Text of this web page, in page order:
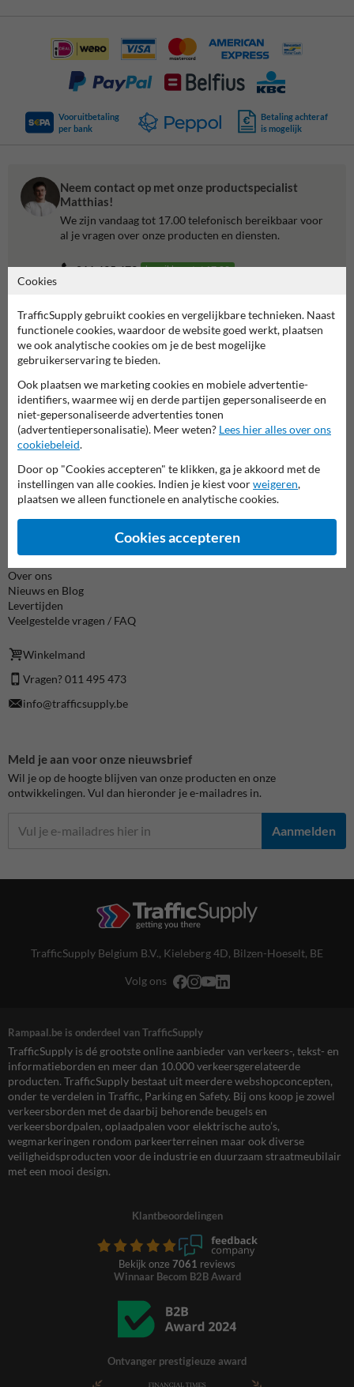
Vooruitbetaling
per bank
Betaling achteraf
is mogelijk
Neem contact op met onze productspecialist
Matthias!
We zijn vandaag tot 17.00 telefonisch bereikbaar voor
al je vragen over onze producten en diensten.
011 495 473 bereikbaar tot 17.00
info@trafficsupply.be
Informatie
Product(en) retourneren
Cookie / Privacy
Disclaimer
Sitemap
Algemene Voorwaarden
Over ons
Nieuws en Blog
Levertijden
Veelgestelde vragen / FAQ
Winkelmand
Vragen? 011 495 473
info@trafficsupply.be
Meld je aan voor onze nieuwsbrief
Wil je op de hoogte blijven van onze producten en onze
ontwikkelingen. Vul dan hieronder je e-mailadres in.
Aanmelden
TrafficSupply Belgium B.V., Kieleberg 4D, Bilzen-Hoeselt, BE
Volg ons
Rampaal.be is onderdeel van TrafficSupply
TrafficSupply is dé grootste online aanbieder van verkeers-, tekst- en
informatieborden en meer dan 10.000 verkeersgerelateerde
producten. TrafficSupply bestaat uit meerdere webshopconcepten,
onder te verdelen in Traffic, Parking en Safety. Bij ons koop je zowel
verkeersborden met de daarbij behorende beugels en
verkeersbordpalen, oplaadpalen voor elektrische auto’s,
wegmarkeringen rondom parkeerterreinen maar ook diverse
veiligheidsproducten voor de industrie en duurzaam straatmeubilair
met een mooi design.
Klantbeoordelingen
Bekijk onze 7061 reviews
Winnaar Becom B2B Award
Ontvanger prestigieuze award
Cookies
TrafficSupply gebruikt cookies en vergelijkbare technieken. Naast
functionele cookies, waardoor de website goed werkt, plaatsen
we ook analytische cookies om je de best mogelijke
gebruikerservaring te bieden.
Ook plaatsen we marketing cookies en mobiele advertentie-
identifiers, waarmee wij en derde partijen gepersonaliseerde en
niet-gepersonaliseerde advertenties tonen
(advertentiepersonalisatie). Meer weten? Lees hier alles over ons
cookiebeleid.
Door op "Cookies accepteren" te klikken, ga je akkoord met de
instellingen van alle cookies. Indien je kiest voorweigeren,
plaatsen we alleen functionele en analytische cookies.
Cookies accepteren